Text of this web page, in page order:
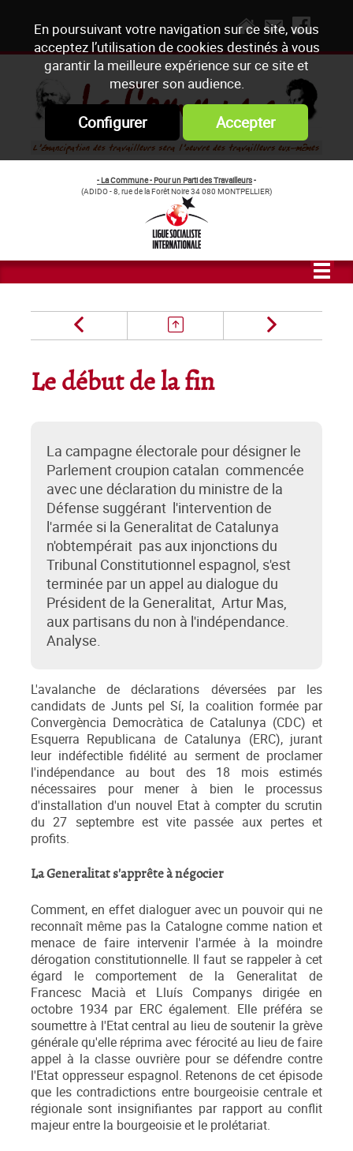
En poursuivant votre navigation sur ce site, vous
acceptez l’utilisation de cookies destinés à vous
garantir la meilleure expérience sur ce site et
mesurer son audience.
Configurer Accepter
- La Commune - Pour un Parti des Travailleurs-
(ADIDO - 8, rue de la Forêt Noire 34 080 MONTPELLIER)
Le début de la fin
La campagne électorale pour désigner le
Parlement croupion catalan commencée
avec une déclaration du ministre de la
Défense suggérant l'intervention de
l'armée si la Generalitat de Catalunya
n'obtempérait pas aux injonctions du
Tribunal Constitutionnel espagnol, s'est
terminée par un appel au dialogue du
Président de la Generalitat, Artur Mas,
aux partisans du non à l'indépendance.
Analyse.
L'avalanche de déclarations déversées par les
candidats de Junts pel Sí, la coalition formée par
Convergència Democràtica de Catalunya (CDC) et
Esquerra Republicana de Catalunya (ERC), jurant
leur indéfectible fidélité au serment de proclamer
l'indépendance au bout des 18 mois estimés
nécessaires pour mener à bien le processus
d'installation d'un nouvel Etat à compter du scrutin
du 27 septembre est vite passée aux pertes et
profits.
La Generalitat s'apprête à négocier
Comment, en effet dialoguer avec un pouvoir qui ne
reconnaît même pas la Catalogne comme nation et
menace de faire intervenir l'armée à la moindre
dérogation constitutionnelle. Il faut se rappeler à cet
égard le comportement de la Generalitat de
Francesc Macià et Lluís Companys dirigée en
octobre 1934 par ERC également. Elle préféra se
soumettre à l'Etat central au lieu de soutenir la grève
générale qu'elle réprima avec férocité au lieu de faire
appel à la classe ouvrière pour se défendre contre
l'Etat oppresseur espagnol. Retenons de cet épisode
que les contradictions entre bourgeoisie centrale et
régionale sont insignifiantes par rapport au conflit
majeur entre la bourgeoisie et le prolétariat.